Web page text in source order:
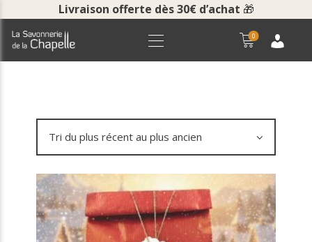
Livraison offerte dès 30€ d’achat 🎁
0
ACCUEIL
BOUTIQUE
LA SAVONNERIE
COURS ET VISITES
NOUS CONTACTER